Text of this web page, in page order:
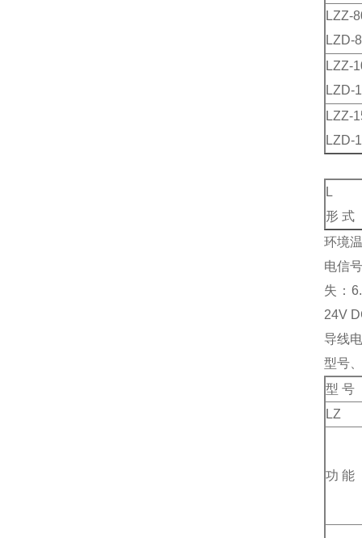
LZZ-
LZD-
LZZ-
LZD-
LZZ-
LZD-
L
形 式
环境
电信
失：
24V
导线
型号
型 号
LZ
功 能